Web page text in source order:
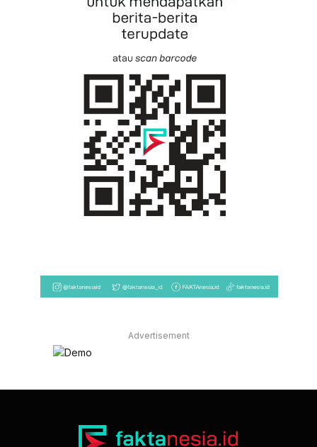
Advertisement